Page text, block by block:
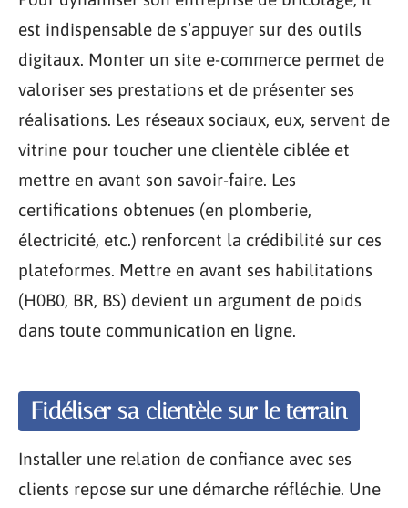
est indispensable de s’appuyer sur des outils
digitaux. Monter un site e-commerce permet de
valoriser ses prestations et de présenter ses
réalisations. Les réseaux sociaux, eux, servent de
vitrine pour toucher une clientèle ciblée et
mettre en avant son savoir-faire. Les
certifications obtenues (en plomberie,
électricité, etc.) renforcent la crédibilité sur ces
plateformes. Mettre en avant ses habilitations
(H0B0, BR, BS) devient un argument de poids
dans toute communication en ligne.
Fidéliser sa clientèle sur le terrain
Installer une relation de confiance avec ses
clients repose sur une démarche réfléchie. Une